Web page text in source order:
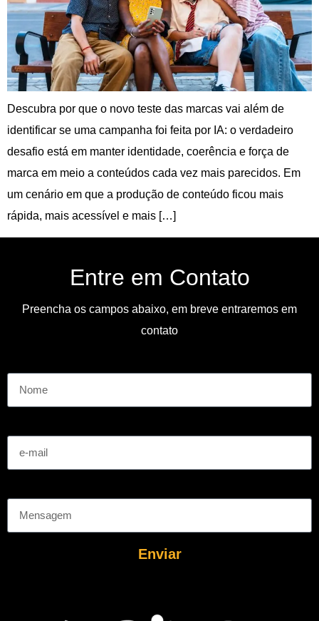
Descubra por que o novo teste das marcas vai além de
identificar se uma campanha foi feita por IA: o verdadeiro
desafio está em manter identidade, coerência e força de
marca em meio a conteúdos cada vez mais parecidos. Em
um cenário em que a produção de conteúdo ficou mais
rápida, mais acessível e mais […]
Entre em Contato
Preencha os campos abaixo, em breve entraremos em
contato
Enviar